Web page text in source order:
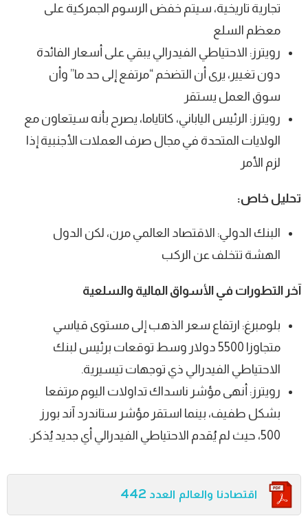
تجارية تاريخية، سيتم خفض الرسوم الجمركية على
معظم السلع
رويترز: الاحتياطي الفيدرالي يبقي على أسعار الفائدة
دون تغيير، يرى أن التضخم “مرتفع إلى حد ما” وأن
سوق العمل يستقر
رويترز: الرئيس الياباني، كاتاياما، يصرح بأنه سيتعاون مع
الولايات المتحدة في مجال صرف العملات الأجنبية إذا
لزم الأمر
تحليل خاص:
البنك الدولي: الاقتصاد العالمي مرن، لكن الدول
الهشة تتخلف عن الركب
آخر التطورات في الأسواق المالية والسلعية
بلومبرغ: ارتفاع سعر الذهب إلى مستوى قياسي
متجاوزا 5500 دولار وسط توقعات برئيس لبنك
الاحتياطي الفيدرالي ذي توجهات تيسيرية.
رويترز: أنهى مؤشر ناسداك تداولات اليوم مرتفعا
بشكل طفيف، بينما استقر مؤشر ستاندرد آند بورز
500، حيث لم يُقدم الاحتياطي الفيدرالي أي جديد يُذكر.
اقتصادنا والعالم العدد 442